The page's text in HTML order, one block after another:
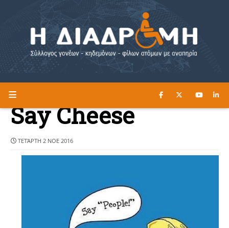
Η ΔΙΑΔΡΟΜΗ ΔΙΑΒΑΣΤΕ ΕΔΩ ►
Say Cheese
ΤΕΤΆΡΤΗ 2 ΝΟΕ 2016